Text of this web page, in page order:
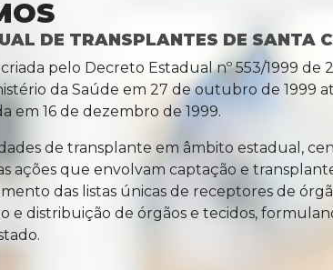
DE TRANSPLANTES DE SANTA
pelo Decreto Estadual nº 553/1999 de
da Saúde em 27 de outubro de 1999
em 16 de dezembro de 1999.
de transplante em âmbito estadual,
ações que envolvam captação e
das listas únicas de receptores de
e distribuição de órgãos e tecidos,